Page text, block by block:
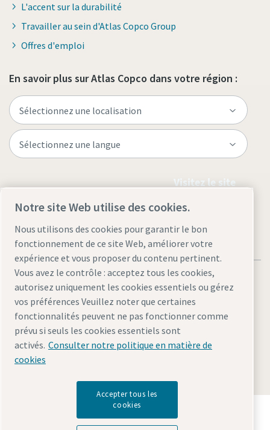
L'accent sur la durabilité
Travailler au sein d'Atlas Copco Group
Offres d'emploi
En savoir plus sur Atlas Copco dans votre région :
Visitez le site
Mentions légales et déclaration de confidentialité
Gérer les cookiesAccessibilitéPlan du site
© 2026 Atlas Copco AB
Découvrez comment le groupe Atlas Copco met en
œuvre une technologie qui transforme l'avenir.
Notre site Web utilise des cookies.
Nous utilisons des cookies pour garantir le bon
fonctionnement de ce site Web, améliorer votre
expérience et vous proposer du contenu pertinent.
Vous avez le contrôle : acceptez tous les cookies,
autorisez uniquement les cookies essentiels ou gérez
vos préférences Veuillez noter que certaines
fonctionnalités peuvent ne pas fonctionner comme
prévu si seuls les cookies essentiels sont
activés. Consulter notre politique en matière de
cookies
Accepter tous les
cookies